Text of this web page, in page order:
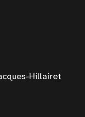
Hillairet